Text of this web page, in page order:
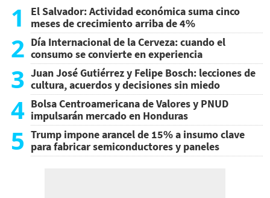
1
El Salvador: Actividad económica suma cinco
meses de crecimiento arriba de 4%
2 Día Internacional de la Cerveza: cuando el
consumo se convierte en experiencia
3 Juan José Gutiérrez y Felipe Bosch: lecciones de
cultura, acuerdos y decisiones sin miedo
4 Bolsa Centroamericana de Valores y PNUD
impulsarán mercado en Honduras
5 Trump impone arancel de 15% a insumo clave
para fabricar semiconductores y paneles